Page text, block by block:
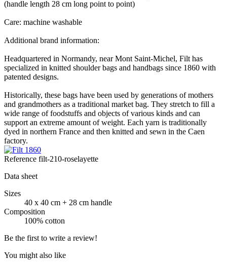
(handle length 28 cm long point to point)
Care: machine washable
Additional brand information:
Headquartered in Normandy, near Mont Saint-Michel, Filt has
specialized in knitted shoulder bags and handbags since 1860 with
patented designs.
Historically, these bags have been used by generations of mothers
and grandmothers as a traditional market bag. They stretch to fill a
wide range of foodstuffs and objects of various kinds and can
support an extreme amount of weight. Each yarn is traditionally
dyed in northern France and then knitted and sewn in the Caen
factory.
Reference filt-210-roselayette
Data sheet
Sizes
40 x 40 cm + 28 cm handle
Composition
100% cotton
Be the first to write a review!
You might also like